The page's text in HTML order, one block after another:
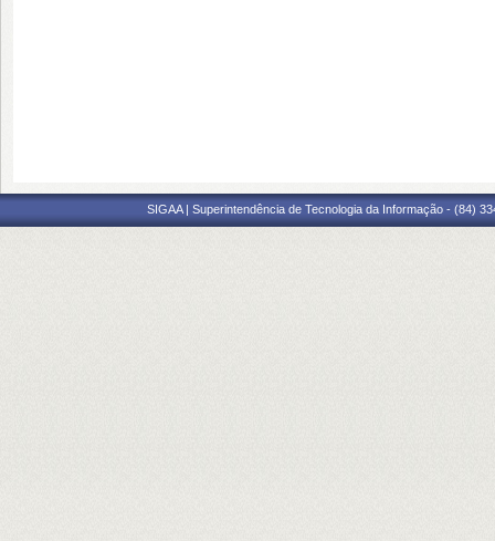
SIGAA | Superintendência de Tecnologia da Informação - (84)